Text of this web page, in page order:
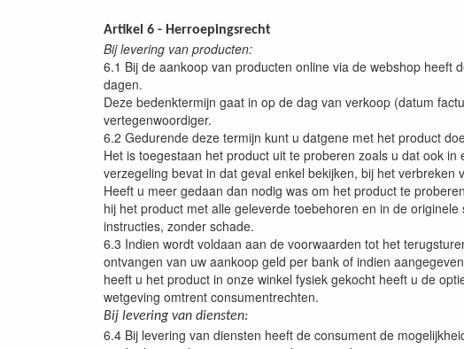
Artikel 6 - Herroepingsrecht
Bij levering van producten:
6.1 Bij de aankoop van producten online via de webshop
dagen.
Deze bedenktermijn gaat in op de dag van verkoop (datum
vertegenwoordiger.
6.2 Gedurende deze termijn kunt u datgene met het product
Het is toegestaan het product uit te proberen zoals u dat ook
verzegeling bevat in dat geval enkel bekijken, bij het verbreken
Heeft u meer gedaan dan nodig was om het product te
hij het product met alle geleverde toebehoren en in de
instructies, zonder schade.
6.3 Indien wordt voldaan aan de voorwaarden tot het
ontvangen van uw aankoop geld per bank of indien
heeft u het product in onze winkel fysiek gekocht heeft u de
wetgeving omtrent consumentrechten.
Bij levering van diensten:
6.4 Bij levering van diensten heeft de consument de